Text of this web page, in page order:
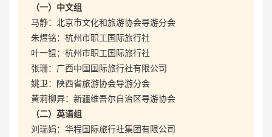
（一）中文组
马静：北京市文化和旅游协会导游分会
朱煜铭：杭州市职工国际旅行社
叶一锟：杭州市职工国际旅行社
张珊：广西中国国际旅行社有限公司
姚卫：陕西省旅游协会导游分会
黄莉柳异：新疆维吾尔自治区导游协会
（二）英语组
刘瑞娟：华程国际旅行社集团有限公司